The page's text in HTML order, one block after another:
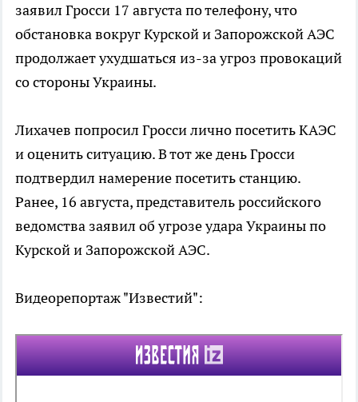
заявил Гросси 17 августа по телефону, что
обстановка вокруг Курской и Запорожской АЭС
продолжает ухудшаться из-за угроз провокаций
со стороны Украины.
Лихачев попросил Гросси лично посетить КАЭС
и оценить ситуацию. В тот же день Гросси
подтвердил намерение посетить станцию.
Ранее, 16 августа, представитель российского
ведомства заявил об угрозе удара Украины по
Курской и Запорожской АЭС.
Видеорепортаж "Известий":